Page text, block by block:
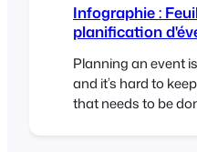
Infographie :
planification
Planning an event
and it’s hard to
that needs to be